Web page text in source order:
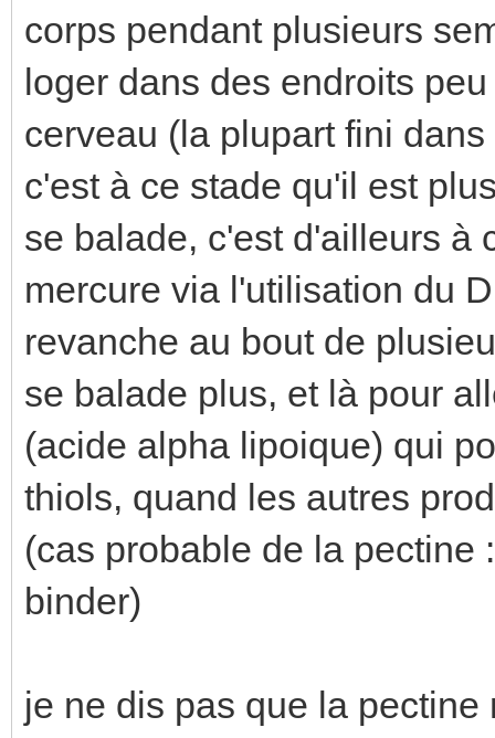
corps pendant plusieurs
loger dans des endroits
cerveau (la plupart fini
c'est à ce stade qu'il est
se balade, c'est d'ailleurs à
mercure via l'utilisation du
revanche au bout de
se balade plus, et là pour
(acide alpha lipoique) qui
thiols, quand les autres
(cas probable de la pectine
binder)
je ne dis pas que la